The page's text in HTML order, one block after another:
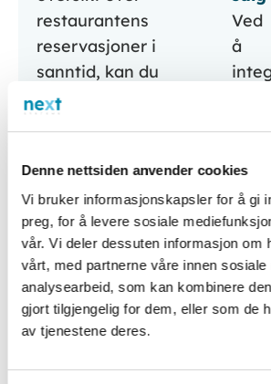
Denne nettsiden anvender cookies
Vi bruker informasjonskapsler for å gi
preg, for å levere sosiale
vår. Vi deler dessuten informasjon om
vårt, med partnerne våre innen
analysearbeid, som kan kombinere
gjort tilgjengelig for dem, eller som de
av tjenestene deres.
restaurantens
reservasjoner i
sanntid, kan du
bedre
og unngå
overbooking eller
tomme bord.
Dette hjelper deg
med å maksimere
inntektene ved å
fylle alle
Ved
å
på
og